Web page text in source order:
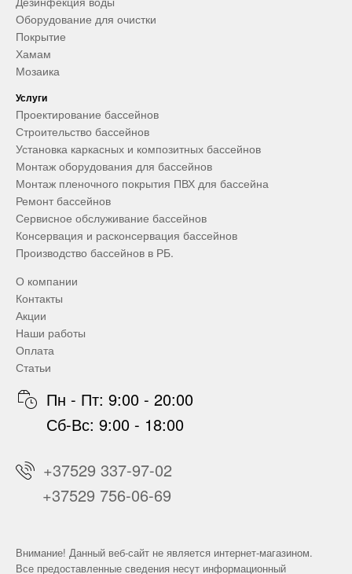
Оборудование для очистки
Покрытие
Хамам
Мозаика
Услуги
Проектирование бассейнов
Строительство бассейнов
Установка каркасных и композитных бассейнов
Монтаж оборудования для бассейнов
Монтаж пленочного покрытия ПВХ для бассейна
Ремонт бассейнов
Сервисное обслуживание бассейнов
Консервация и расконсервация бассейнов
Производство бассейнов в РБ.
О компании
Контакты
Акции
Наши работы
Оплата
Статьи
Пн - Пт: 9:00 - 20:00
Сб-Вс: 9:00 - 18:00
+37529 337-97-02
+37529 756-06-69
Внимание! Данный веб-сайт не является интернет-магазином.
Все предоставленные сведения несут информационный